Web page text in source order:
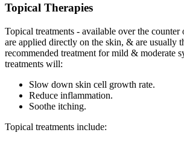
Topical Therapies
Topical treatments - available over the counter
are applied directly on the skin, & are usually
recommended treatment for mild & moderate
treatments will:
Slow down skin cell growth rate.
Reduce inflammation.
Soothe itching.
Topical treatments include: